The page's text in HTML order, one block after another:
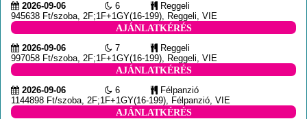
2026-09-06
6
Reggeli
945638 Ft/szoba, 2F;1F+1GY(16-199), Reggeli, VIE
AJÁNLATKÉRÉS
2026-09-06
7
Reggeli
997058 Ft/szoba, 2F;1F+1GY(16-199), Reggeli, VIE
AJÁNLATKÉRÉS
2026-09-06
6
Félpanzió
1144898 Ft/szoba, 2F;1F+1GY(16-199), Félpanzió, VIE
AJÁNLATKÉRÉS